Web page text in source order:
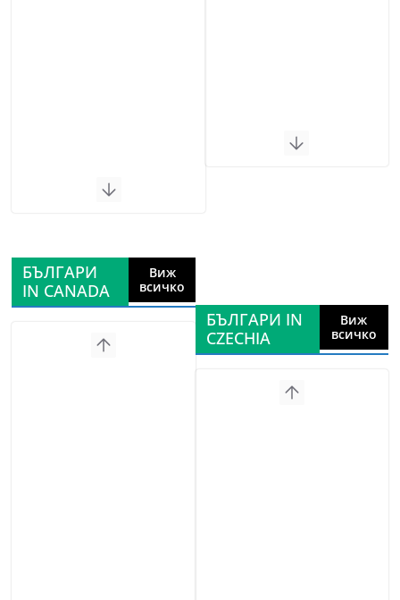
БЪЛГАРИ
IN CANADA
Виж
всичко
БЪЛГАРИ IN
CZECHIA
Виж
всичко